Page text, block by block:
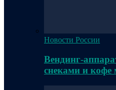
Новости России
Вендинг-
снеками и кофе